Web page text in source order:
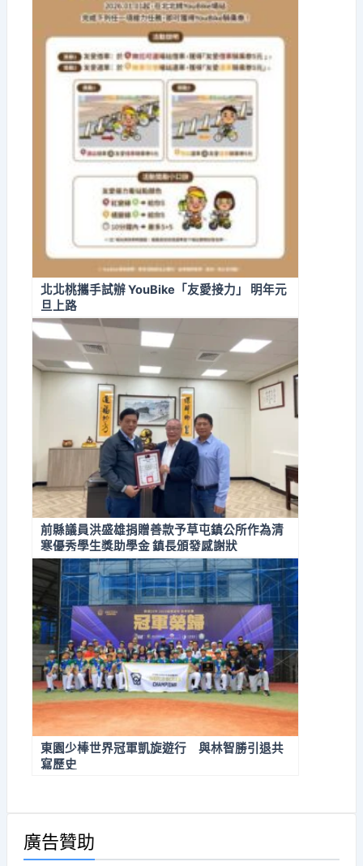
北北桃攜手試辦 YouBike「友愛接力」 明年元
旦上路
前縣議員洪盛雄捐贈善款予草屯鎮公所作為清
寒優秀學生獎助學金 鎮長頒發感謝狀
東園少棒世界冠軍凱旋遊行 與林智勝引退共
寫歷史
廣告贊助